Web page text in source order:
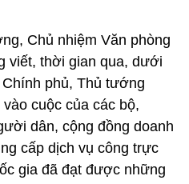
Chủ nhiệm Văn phòng
viết, thời gian qua, dưới
phủ, Thủ tướng
cuộc của các bộ,
dân, cộng đồng doanh
cấp dịch vụ công trực
gia đã đạt được những